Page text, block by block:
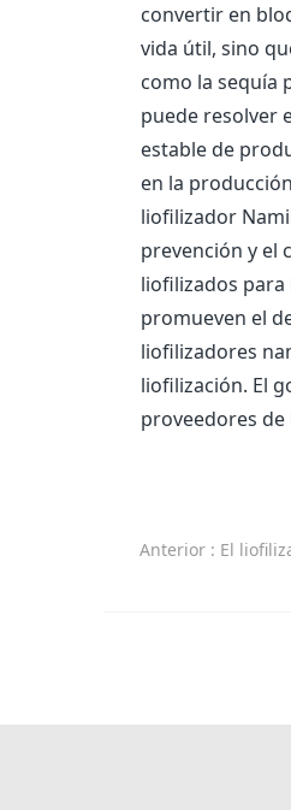
convertir en
vida útil, sino
como la sequía
puede resolver
estable de
en la
liofilizador
prevención y el
liofilizados
promueven el
liofilizadores
liofilización. El
proveedores
Anterior : El liofilizador